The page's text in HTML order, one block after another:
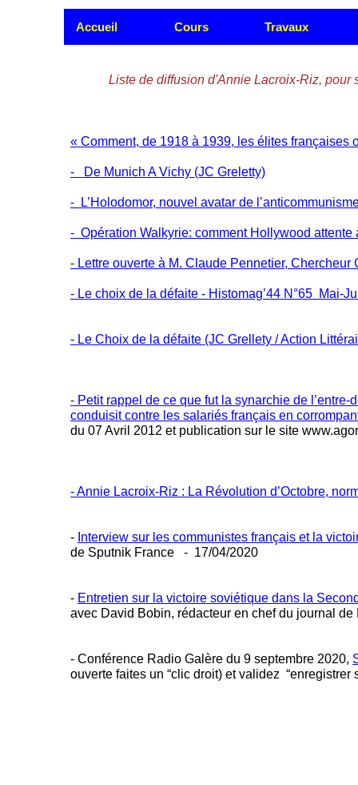
Accueil Cours Travaux
« Comment, de 1918 à 1939, les élites françaises
- De Munich A Vichy (JC Greletty)
- L’Holodomor, nouvel avatar de
- Opération Walkyrie: comment Hollywood attente
- Lettre ouverte à M. Claude Pennetier,
- Le choix de la défaite - Histomag’44 N°65 Mai-
- Le Choix de la défaite (JC Grellety / Action
- Petit rappel de ce que fut la synarchie de
conduisit contre les salariés français en
du 07 Avril 2012 et publication sur le site
- Annie Lacroix-Riz : La Révolution d’Octobre,
- Interview sur les communistes français et la
de Sputnik France - 17/04/2020
- Entretien sur la victoire soviétique dans la
avec David Bobin, rédacteur en chef du
- Conférence Radio Galère du 9 septembre 2020,
ouverte faites un “clic droit) et validez “enregistrer
Liste de diffusion d'Annie Lacroix-Riz, pour